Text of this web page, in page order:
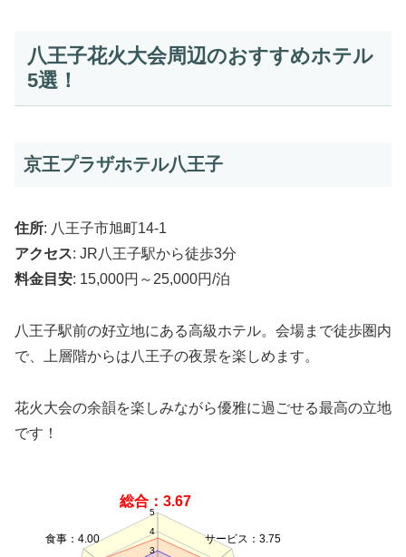
八王子花火大会周辺のおすすめホテル
5選！
京王プラザホテル八王子
住所: 八王子市旭町14-1
アクセス: JR八王子駅から徒歩3分
料金目安: 15,000円～25,000円/泊
八王子駅前の好立地にある高級ホテル。会場まで徒歩圏内
で、上層階からは八王子の夜景を楽しめます。
花火大会の余韻を楽しみながら優雅に過ごせる最高の立地
です！
3
4
5
総合：3.67
サービス：3.75
食事：4.00